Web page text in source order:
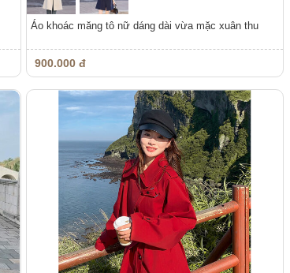
Áo khoác măng tô nữ dáng dài vừa mặc xuân thu
900.000 đ